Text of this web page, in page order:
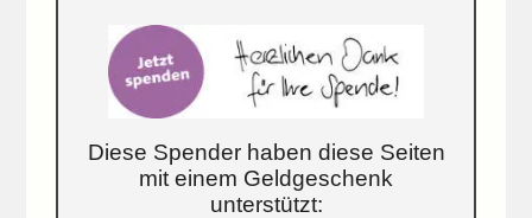
Diese Spender haben diese Seiten
mit einem Geldgeschenk
unterstützt: